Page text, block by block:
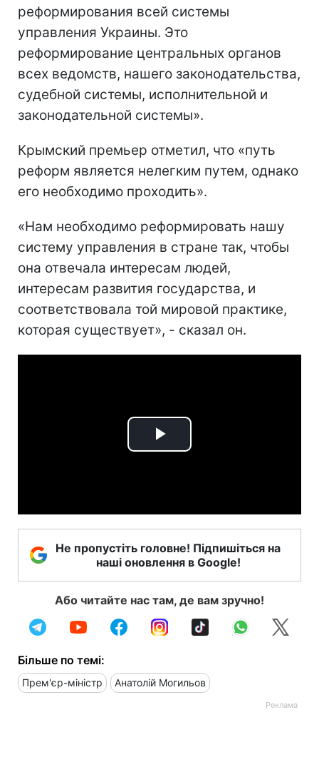
реформирования всей системы
управления Украины. Это
реформирование центральных органов
всех ведомств, нашего законодательства,
судебной системы, исполнительной и
законодательной системы».
Крымский премьер отметил, что «путь
реформ является нелегким путем, однако
его необходимо проходить».
«Нам необходимо реформировать нашу
систему управления в стране так, чтобы
она отвечала интересам людей,
интересам развития государства, и
соответствовала той мировой практике,
которая существует», - сказал он.
Play
Не пропустіть головне! Підпишіться на
наші оновлення в Google!
Або читайте нас там, де вам зручно!
Більше по темі:
Прем'єр-міністр Анатолій Могильов